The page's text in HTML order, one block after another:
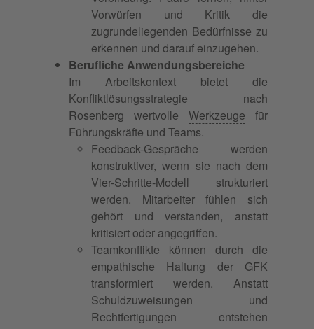
Vorwürfen und Kritik die
zugrundeliegenden Bedürfnisse zu
erkennen und darauf einzugehen.
Berufliche Anwendungsbereiche
Im Arbeitskontext bietet die
Konfliktlösungsstrategie nach
Rosenberg wertvolle Werkzeuge für
Führungskräfte und Teams.
Feedback-Gespräche werden
konstruktiver, wenn sie nach dem
Vier-Schritte-Modell strukturiert
werden. Mitarbeiter fühlen sich
gehört und verstanden, anstatt
kritisiert oder angegriffen.
Teamkonflikte können durch die
empathische Haltung der GFK
transformiert werden. Anstatt
Schuldzuweisungen und
Rechtfertigungen entstehen